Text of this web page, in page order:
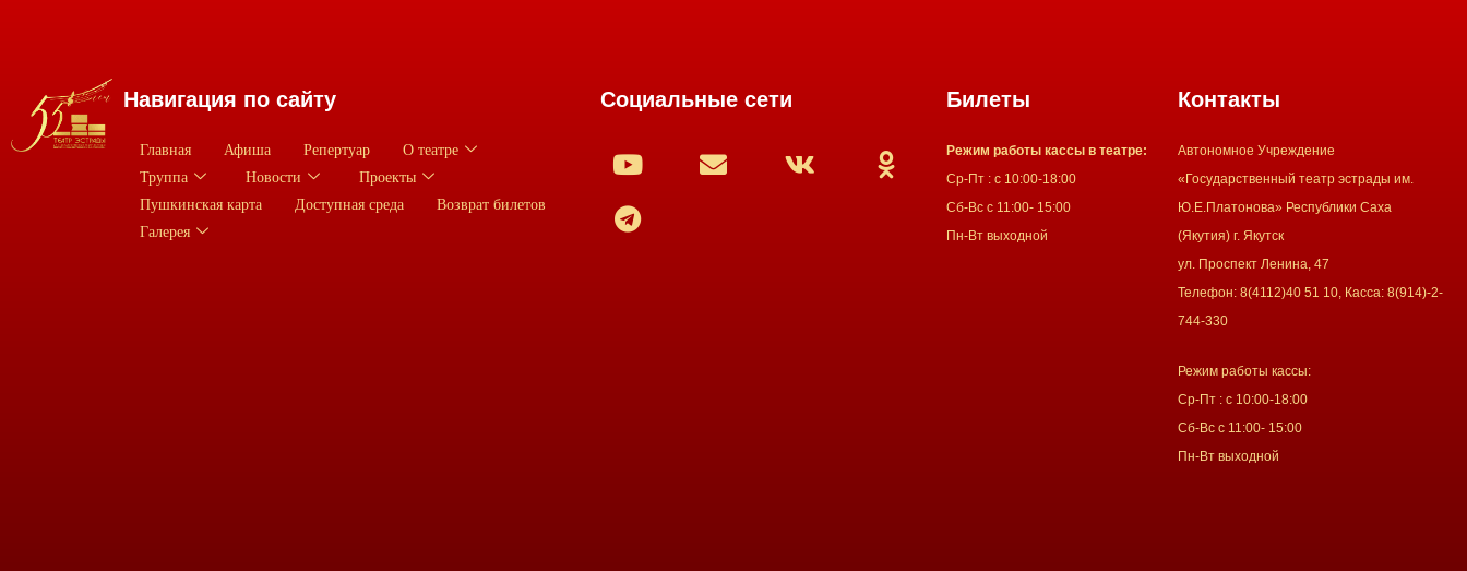
Навигация по сайту
Главная Афиша Репертуар
О театре
Труппа
Новости
Проекты
Пушкинская карта
Доступная среда
Возврат билетов
Галерея
Социальные сети Билеты
Режим работы кассы в театре:
Ср-Пт : с 10:00-18:00
Сб-Вс с 11:00- 15:00
Пн-Вт выходной
Контакты
Автономное Учреждение
«Государственный театр эстрады им.
Ю.Е.Платонова» Республики Саха
(Якутия) г. Якутск
ул. Проспект Ленина, 47
Телефон: 8(4112)40 51 10, Касса: 8(914)-2-
744-330
Режим работы кассы:
Ср-Пт : с 10:00-18:00
Сб-Вс с 11:00- 15:00
Пн-Вт выходной